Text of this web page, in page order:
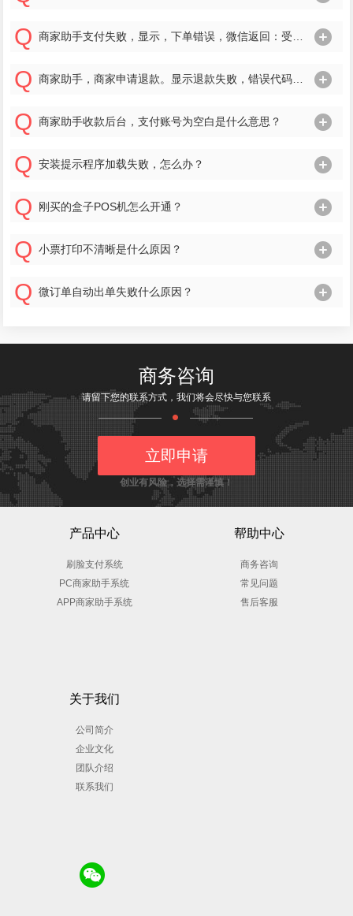
商家助手收款后台，支付账号为空白是什么意思？
安装提示程序加载失败，怎么办？
刚买的盒子POS机怎么开通？
小票打印不清晰是什么原因？
微订单自动出单失败什么原因？
商务咨询
请留下您的联系方式，我们将会尽快与您联系
立即申请
创业有风险，选择需谨慎！
产品中心
刷脸支付系统
PC商家助手系统
APP商家助手系统
帮助中心
商务咨询
常见问题
售后客服
关于我们
公司简介
企业文化
团队介绍
联系我们